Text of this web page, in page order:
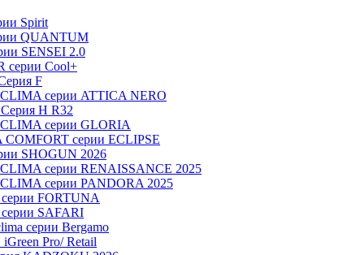
Spirit
QUANTUM
SENSEI 2.0
серии Cool+
F
серии ATTICA NERO
H R32
серии GLORIA
серии ECLIPSE
SHOGUN 2026
серии RENAISSANCE 2025
серии PANDORA 2025
FORTUNA
SAFARI
серии Bergamo
Pro/ Retail